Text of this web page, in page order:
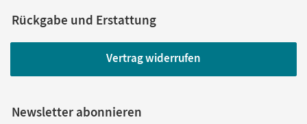
Rückgabe und Erstattung
Vertrag widerrufen
Newsletter abonnieren